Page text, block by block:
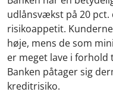
udlånsvækst på 20 pct.
risikoappetit.
høje, mens de som
er meget lave i
Banken påtager sig
kreditrisiko.